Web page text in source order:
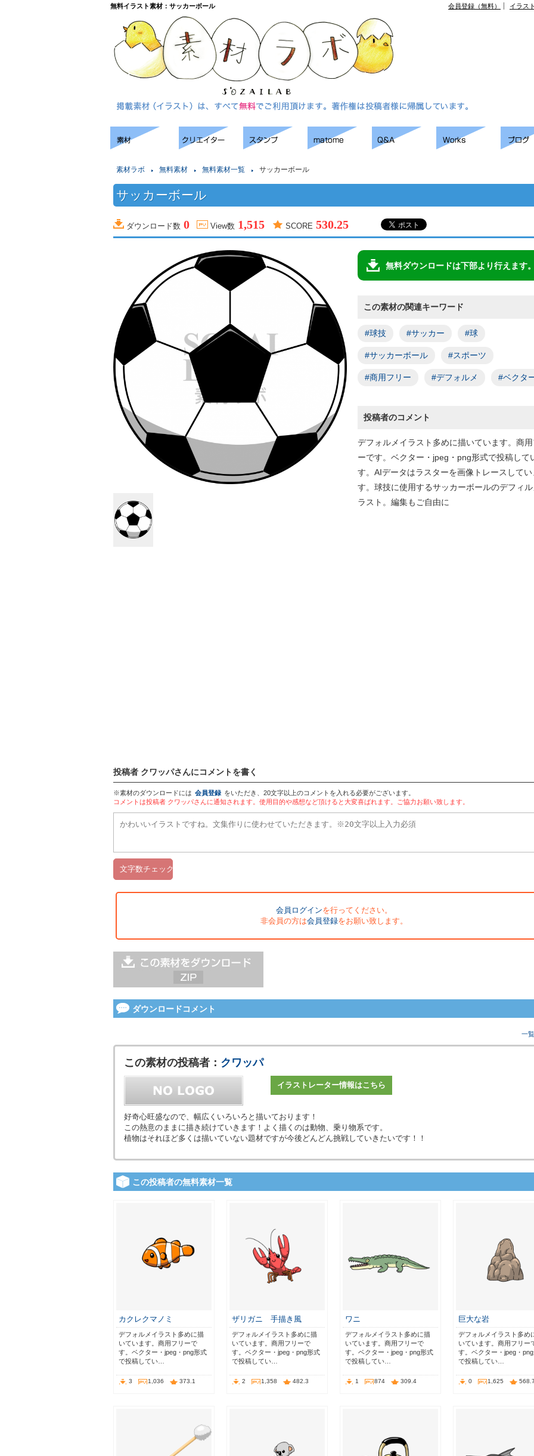
無料イラスト素材：サッカーボール 会員登録（無料） イラス
素材ラボ 無料素材 無料素材一覧 サッカーボール
サッカーボール
ダウンロード数 0 View数 1,515 SCORE 530.25
無料ダウンロードは下部より行えます。
この素材の関連キーワード
#球技 #サッカー #球
#サッカーボール #スポーツ
#商用フリー #デフォルメ #ベクタ
投稿者のコメント
デフォルメイラスト多めに描いています。商用
ーです。ベクター・jpeg・png形式で投稿して
す。AIデータはラスターを画像トレースしてい
す。球技に使用するサッカーボールのデフィル
ラスト。編集もご自由に
投稿者 クワッパさんにコメントを書く
※素材のダウンロードには 会員登録 をいただき、20文字以上のコメントを入れる必要がございます。
コメントは投稿者 クワッパさんに通知されます。使用目的や感想など頂けると大変喜ばれます。ご協力お願い致します。
会員ログインを行ってください。
非会員の方は会員登録をお願い致します。
ダウンロードコメント
一
この素材の投稿者： クワッパ
イラストレーター情報はこちら
好奇心旺盛なので、幅広くいろいろと描いております！
この熱意のままに描き続けていきます！よく描くのは動物、乗り物系です。
植物はそれほど多くは描いていない題材ですが今後どんどん挑戦していきたいです！！
この投稿者の無料素材一覧
カクレクマノミ
デフォルメイラスト多めに描
いています。商用フリーで
す。ベクター・jpeg・png形式
で投稿してい…
3 1,036 373.1
ザリガニ 手描き風
デフォルメイラスト多めに描
いています。商用フリーで
す。ベクター・jpeg・png形式
で投稿してい…
2 1,358 482.3
ワニ
デフォルメイラスト多めに描
いています。商用フリーで
す。ベクター・jpeg・png形式
で投稿してい…
1 874 309.4
巨大な岩
デフォルメイラスト多め
いています。商用フリー
す。ベクター・jpeg・
で投稿してい…
0 1,625